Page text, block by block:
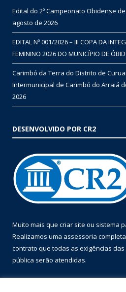
Edital do 2º Campeonato Obidense
agosto de 2026
EDITAL Nº 001/2026 – III COPA DA
FEMININO 2026 DO MUNICÍPIO DE
Carimbó da Terra do Distrito de
Intermunicipal de Carimbó do Arraiá
2026
DESENVOLVIDO POR CR2
Muito mais que criar site ou sistema
Realizamos uma assessoria
contrato que todas as exigências das
pública serão atendidas.